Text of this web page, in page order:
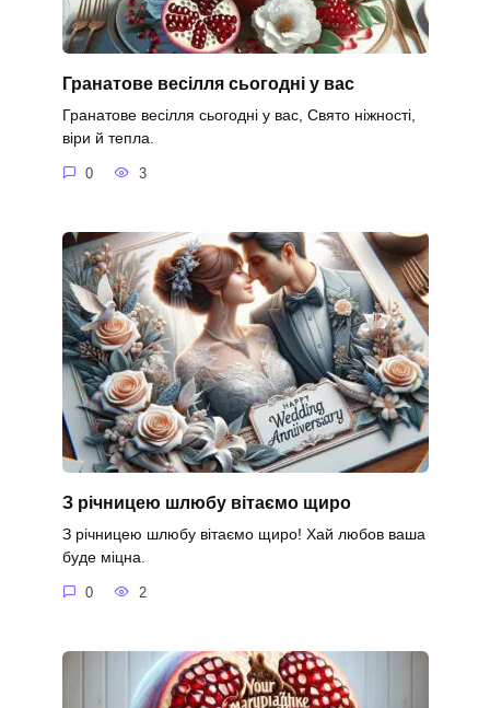
Гранатове весілля сьогодні у вас
Гранатове весілля сьогодні у вас, Свято ніжності,
віри й тепла.
0 3
З річницею шлюбу вітаємо щиро
З річницею шлюбу вітаємо щиро! Хай любов ваша
буде міцна.
0 2